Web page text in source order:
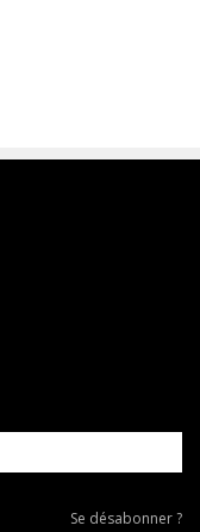
Se
Se désabonner ?